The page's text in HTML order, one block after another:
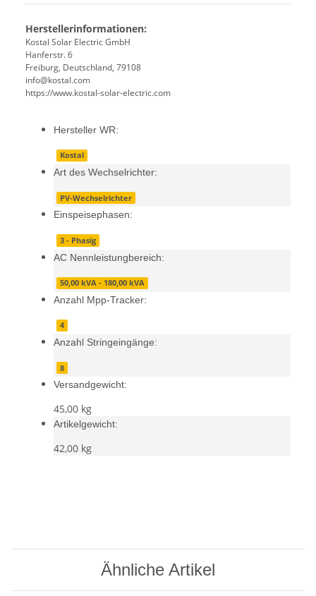
Herstellerinformationen:
Kostal Solar Electric GmbH
Hanferstr. 6
Freiburg, Deutschland, 79108
info@kostal.com
https://www.kostal-solar-electric.com
Hersteller WR:
Kostal
Art des Wechselrichter:
PV-Wechselrichter
Einspeisephasen:
3 - Phasig
AC Nennleistungbereich:
50,00 kVA - 180,00 kVA
Anzahl Mpp-Tracker:
4
Anzahl Stringeingänge:
8
Versandgewicht:
45,00 kg
Artikelgewicht:
42,00 kg
Ähnliche Artikel